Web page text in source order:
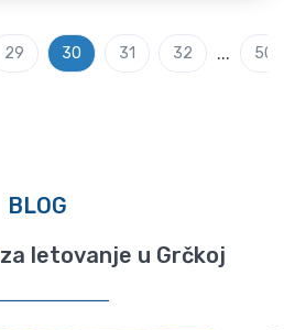
29 30 31 32 ... 50
BLOG
za letovanje u Grčkoj